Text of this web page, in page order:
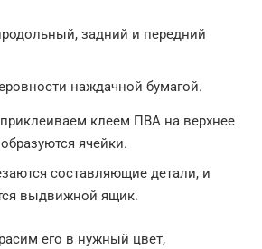
задний и передний
наждачной бумагой.
клеем ПВА на верхнее
ячейки.
составляющие детали, и
выдвижной ящик.
его в нужный цвет,